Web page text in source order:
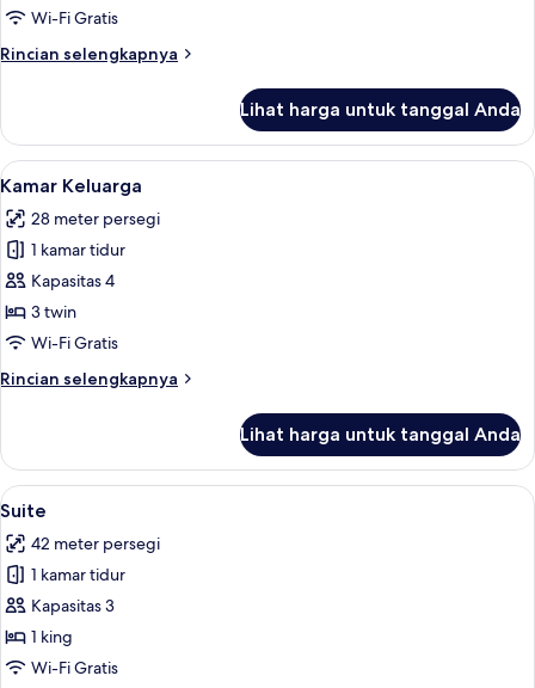
Wi-Fi Gratis
Rincian selengkapnya
Rincian
Kamar
Eksekutif
Lihat harga untuk tanggal Anda
Lihat
semua
foto
untuk
Kamar
Keluarga
Kamar Keluarga | Minibar, brankas,
4
Kamar Keluarga
28 meter persegi
1 kamar tidur
Kapasitas 4
3 twin
Wi-Fi Gratis
Rincian selengkapnya
Rincian
Kamar
Keluarga
Lihat harga untuk tanggal Anda
Lihat
semua
foto
untuk
Suite
Suite | Minibar, brankas, meja kerja,
5
Suite
42 meter persegi
1 kamar tidur
Kapasitas 3
1 king
Wi-Fi Gratis